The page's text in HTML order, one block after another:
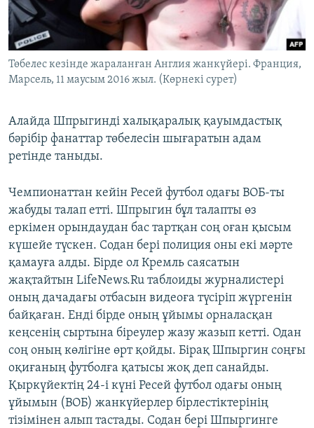
Төбелес кезінде жараланған Англия жанкүйері. Франция,
Марсель, 11 маусым 2016 жыл. (Көрнекі сурет)
Алайда Шпрыгинді халықаралық қауымдастық
бәрібір фанаттар төбелесін шығаратын адам
ретінде таныды.
Чемпионаттан кейін Ресей футбол одағы ВОБ-ты
жабуды талап етті. Шпрыгин бұл талапты өз
еркімен орындаудан бас тартқан соң оған қысым
күшейе түскен. Содан бері полиция оны екі мәрте
қамауға алды. Бірде ол Кремль саясатын
жақтайтын LifeNews.Ru таблоиды журналистері
оның дачадағы отбасын видеоға түсіріп жүргенін
байқаған. Енді бірде оның ұйымы орналасқан
кеңсенің сыртына біреулер жазу жазып кетті. Одан
соң оның көлігіне өрт қойды. Бірақ Шпыргин соңғы
оқиғаның футболға қатысы жоқ деп санайды.
Қыркүйектің 24-і күні Ресей футбол одағы оның
ұйымын (ВОБ) жанкүйерлер бірлестіктерінің
тізімінен алып тастады. Содан бері Шпыргинге